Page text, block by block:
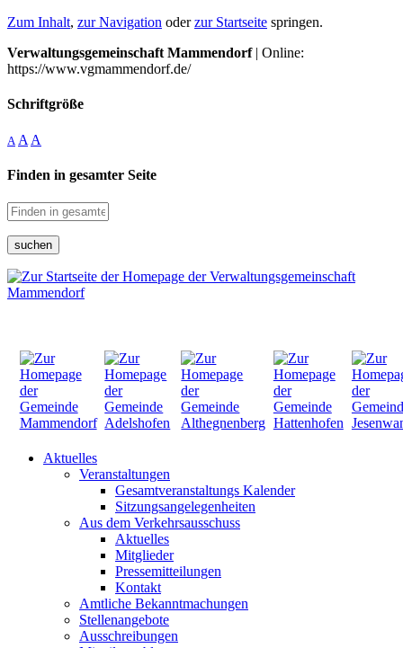
Zum Inhalt, zur Navigation oderzur Startseite springen.
Verwaltungsgemeinschaft Mammendorf| Online:
https://www.vgmammendorf.de/
Schriftgröße
A A A
Finden in gesamter Seite
suchen
Aktuelles
Veranstaltungen
Gesamtveranstaltungs Kalender
Sitzungsangelegenheiten
Aus dem Verkehrsausschuss
Aktuelles
Mitglieder
Pressemitteilungen
Kontakt
Amtliche Bekanntmachungen
Stellenangebote
Ausschreibungen